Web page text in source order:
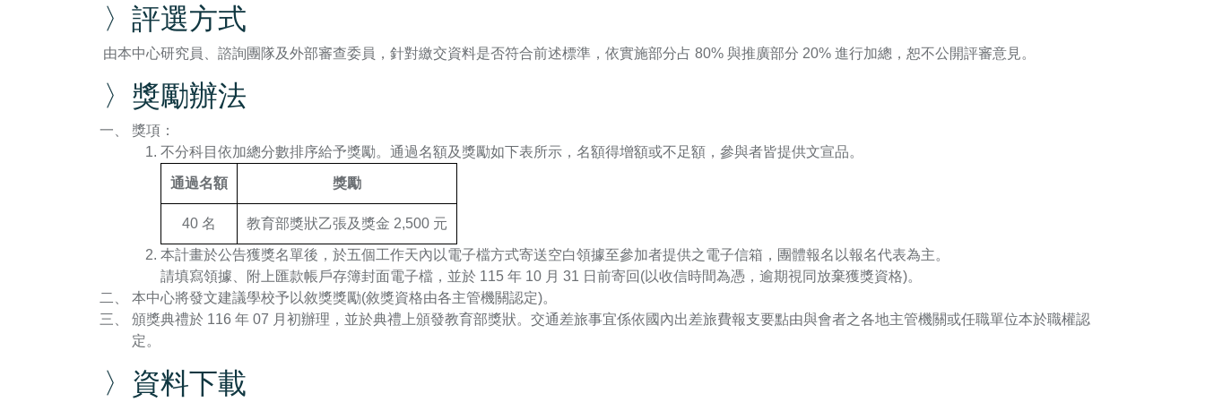
〉評選方式
由本中心研究員、諮詢團隊及外部審查委員，針對繳交資料是否符合前述標準，依實施部分占 80% 與推廣部分 20% 進行加總，恕不公開評審意見。
〉獎勵辦法
獎項：
不分科目依加總分數排序給予獎勵。通過名額及獎勵如下表所示，名額得增額或不足額，參與者皆提供文宣品。
通過名額 獎勵
40 名 教育部獎狀乙張及獎金 2,500 元
本計畫於公告獲獎名單後，於五個工作天內以電子檔方式寄送空白領據至參加者提供之電子信箱，團體報名以報名代表為主。
請填寫領據、附上匯款帳戶存簿封面電子檔，並於 115 年 10 月 31 日前寄回(以收信時間為憑，逾期視同放棄獲獎資格)。
本中心將發文建議學校予以敘獎獎勵(敘獎資格由各主管機關認定)。
頒獎典禮於 116 年 07 月初辦理，並於典禮上頒發教育部獎狀。交通差旅事宜係依國內出差旅費報支要點由與會者之各地主管機關或任職單位本於職權認
定。
〉資料下載